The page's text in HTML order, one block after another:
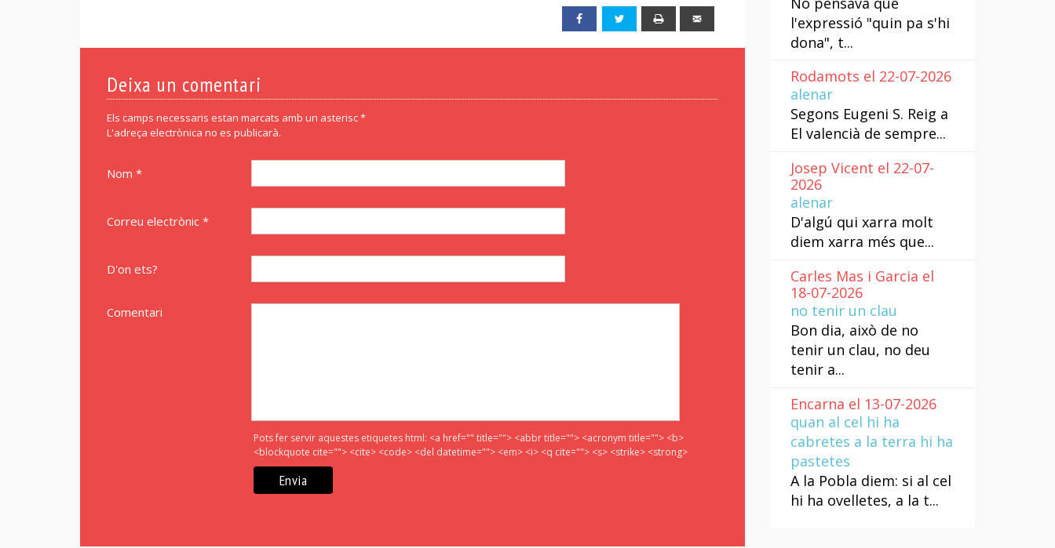
Facebook Twitter
Deixa un comentari
Els camps necessaris estan marcats amb un asterisc *
L'adreça electrònica no es publicarà.
Nom *
Correu electrònic *
D'on ets?
Comentari
Pots fer servir aquestes etiquetes html: <a href="" title=""> <abbr title=""> <acronym title=""> <b>
<blockquote cite=""> <cite> <code> <del datetime=""> <em> <i> <q cite=""> <s> <strike> <strong>
l'expressió "quin pa s'hi
dona", t...
Rodamots el 22-07-2026
alenar
Segons Eugeni S. Reig a
El valencià de sempre...
Josep Vicent el 22-07-
2026
alenar
D'algú qui xarra molt
diem xarra més que...
Carles Mas i Garcia el
18-07-2026
no tenir un clau
Bon dia, això de no
tenir un clau, no deu
tenir a...
Encarna el 13-07-2026
quan al cel hi ha
cabretes a la terra hi ha
pastetes
A la Pobla diem: si al cel
hi ha ovelletes, a la t...